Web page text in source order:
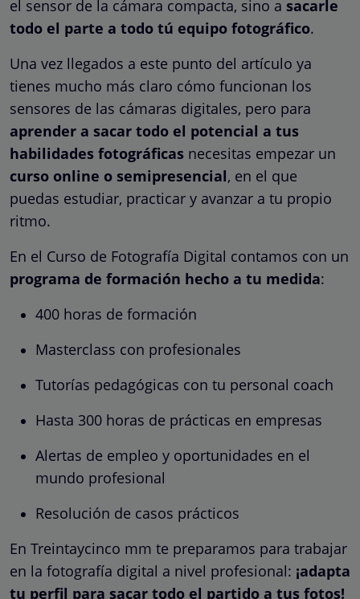
el sensor de la cámara compacta, sino a sacarle
todo el parte a todo tú equipo fotográfico.
Una vez llegados a este punto del artículo ya
tienes mucho más claro cómo funcionan los
sensores de las cámaras digitales, pero para
aprender a sacar todo el potencial a tus
habilidades fotográficas necesitas empezar un
curso online o semipresencial, en el que
puedas estudiar, practicar y avanzar a tu propio
ritmo.
En el Curso de Fotografía Digital contamos con un
programa de formación hecho a tu medida:
400 horas de formación
Masterclass con profesionales
Tutorías pedagógicas con tu personal coach
Hasta 300 horas de prácticas en empresas
Alertas de empleo y oportunidades en el
mundo profesional
Resolución de casos prácticos
En Treintaycinco mm te preparamos para trabajar
en la fotografía digital a nivel profesional: ¡adapta
tu perfil para sacar todo el partido a tus fotos!